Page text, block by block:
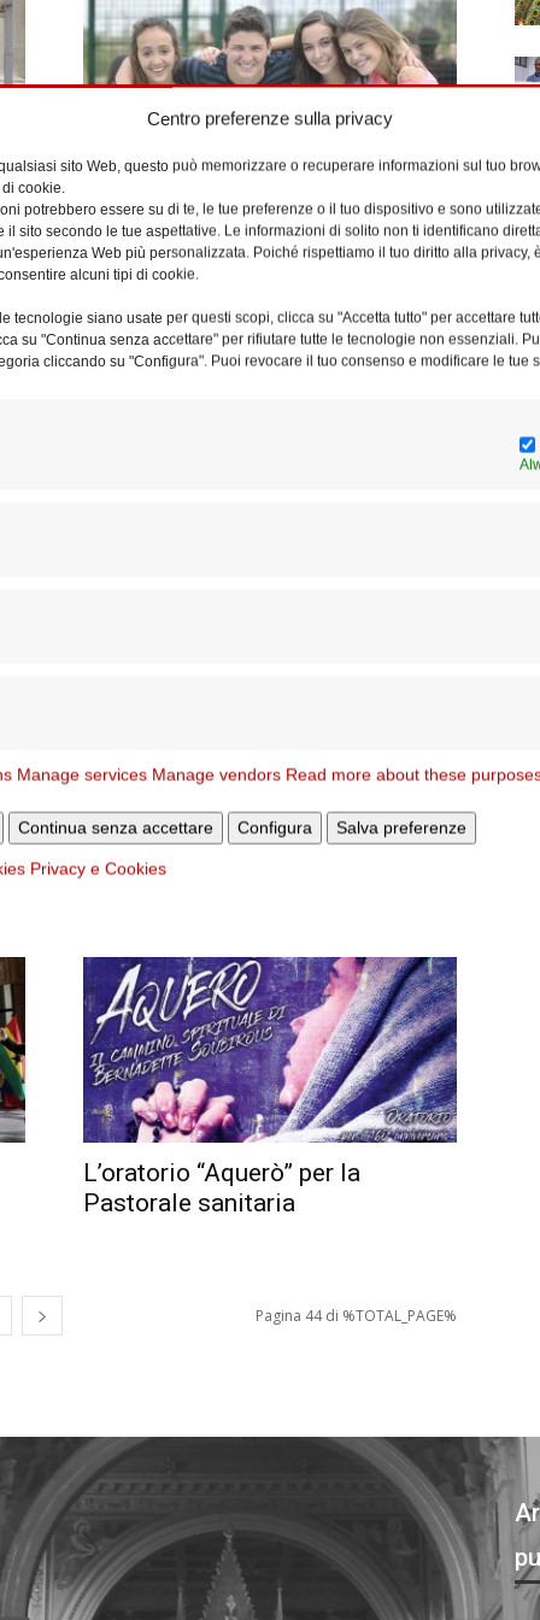
Centro preferenze sulla privacy
sito Web, questo può memorizzare o recuperare informazioni sul tuo
cookie.
potrebbero essere su di te, le tue preferenze o il tuo dispositivo e sono
il sito secondo le tue aspettative. Le informazioni di solito non ti identificano
Web più personalizzata. Poiché rispettiamo il tuo diritto alla privacy,
alcuni tipi di cookie.
tecnologie siano usate per questi scopi, clicca su "Accetta tutto" per accettare
su "Continua senza accettare" per rifiutare tutte le tecnologie non essenziali.
cliccando su "Configura". Puoi revocare il tuo consenso e modificare le tue
Manage services Manage vendors Read more about these
Continua senza accettare Configura Salva preferenze
Privacy e Cookies
Tre proposte estive con la
pastorale giovanile
Il centro estivo gratuito della
Caritas di Roma
L’oratorio “Aquerò” per la
Pastorale sanitaria
Pagina 44 di %TOTAL_PAGE%